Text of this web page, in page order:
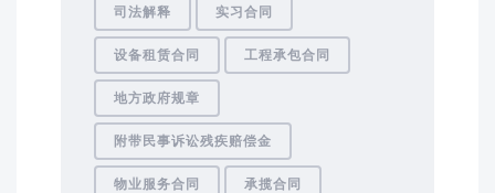
司法解释 实习合同
设备租赁合同 工程承包合同
地方政府规章
附带民事诉讼残疾赔偿金
物业服务合同 承揽合同